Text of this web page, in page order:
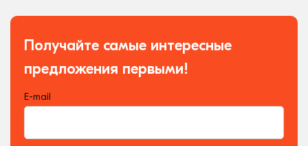
Получайте самые интересные
предложения первыми!
E-mail